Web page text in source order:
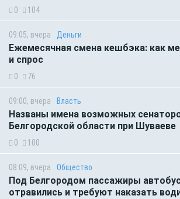
0 104
09:05, вчера Деньги
Ежемесячная смена кешбэка: как
и спрос
0 76
09:00, вчера Власть
Названы имена возможных
Белгородской области при Шуваеве
0 100
08:09, вчера Общество
Под Белгородом пассажиры
отравились и требуют наказать